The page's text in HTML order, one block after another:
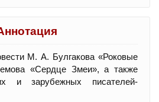
М. А. Булгакова «Роковые
«Сердце Змеи», а также
и зарубежных писателей-